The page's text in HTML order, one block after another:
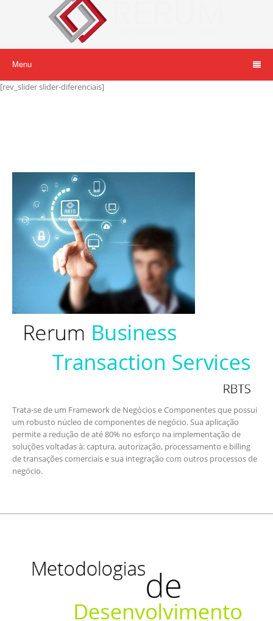
Menu
[rev_slider slider-diferenciais]
Trata-se de um Framework de Negócios e Componentes que possui
um robusto núcleo de componentes de negócio. Sua aplicação
permite a redução de até 80% no esforço na implementação de
soluções voltadas à: captura, autorização, processamento e billing
de transações comerciais e sua integração com outros processos de
negócio.